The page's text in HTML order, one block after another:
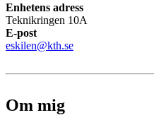
Enhetens adress
Teknikringen 10A
E-post
eskilen@kth.se
Om mig